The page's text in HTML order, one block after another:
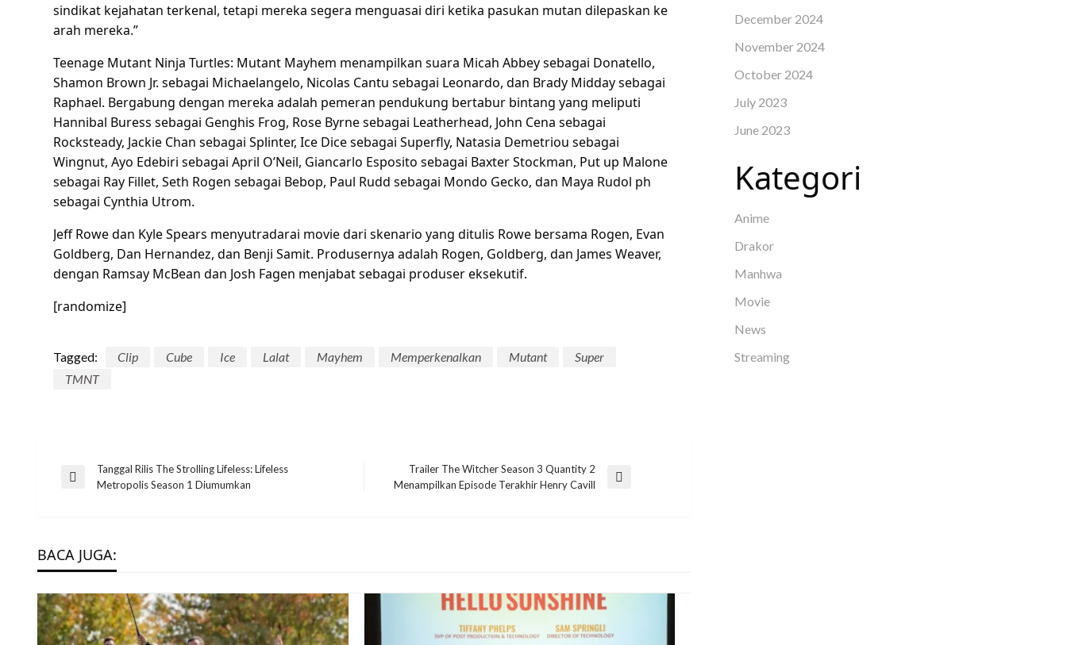
sindikat kejahatan terkenal, tetapi mereka segera menguasai diri ketika pasukan mutan dilepaskan ke
arah mereka.”
Teenage Mutant Ninja Turtles: Mutant Mayhem menampilkan suara Micah Abbey sebagai Donatello,
Shamon Brown Jr. sebagai Michaelangelo, Nicolas Cantu sebagai Leonardo, dan Brady Midday sebagai
Raphael. Bergabung dengan mereka adalah pemeran pendukung bertabur bintang yang meliputi
Hannibal Buress sebagai Genghis Frog, Rose Byrne sebagai Leatherhead, John Cena sebagai
Rocksteady, Jackie Chan sebagai Splinter, Ice Dice sebagai Superfly, Natasia Demetriou sebagai
Wingnut, Ayo Edebiri sebagai April O’Neil, Giancarlo Esposito sebagai Baxter Stockman, Put up Malone
sebagai Ray Fillet, Seth Rogen sebagai Bebop, Paul Rudd sebagai Mondo Gecko, dan Maya Rudol ph
sebagai Cynthia Utrom.
Jeff Rowe dan Kyle Spears menyutradarai movie dari skenario yang ditulis Rowe bersama Rogen, Evan
Goldberg, Dan Hernandez, dan Benji Samit. Produsernya adalah Rogen, Goldberg, dan James Weaver,
dengan Ramsay McBean dan Josh Fagen menjabat sebagai produser eksekutif.
[randomize]
Tagged: Clip Cube Ice Lalat Mayhem Memperkenalkan Mutant
Super
TMNT
Post
Previous
Tanggal Rilis The Strolling Lifeless: Lifeless
Metropolis Season 1 Diumumkan
Next
Trailer The Witcher Season 3 Quantity 2
Menampilkan Episode Terakhir Henry Cavill
BACA JUGA:
December 2024
November 2024
October 2024
July 2023
June 2023
Kategori
Anime
Drakor
Manhwa
Movie
News
Streaming